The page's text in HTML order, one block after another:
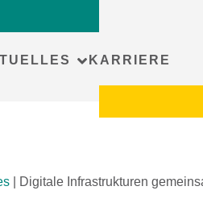
KARRIERE
Digitale Infrastrukturen